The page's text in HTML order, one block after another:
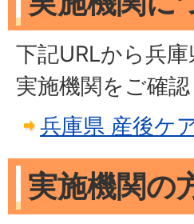
下記URLから兵
実施機関をご確認
兵庫県 産後ケ
実施機関の